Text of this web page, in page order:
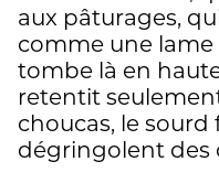
aux pâturages,
comme une
tombe là en
retentit
choucas, le
dégringolent des